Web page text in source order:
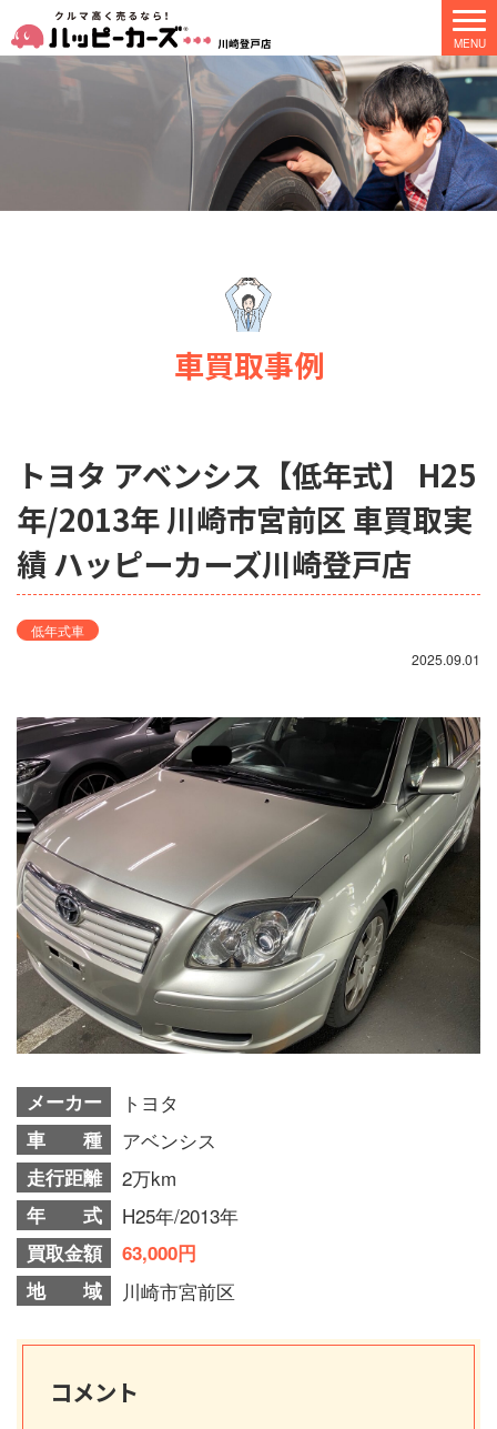
車買取事例
トヨタ アベンシス【低年式】 H25
年/2013年 川崎市宮前区 車買取実
績 ハッピーカーズ川崎登戸店
低年式車
2025.09.01
メーカー トヨタ
車 種 アベンシス
走行距離 2万km
年 式 H25年/2013年
買取金額
63,000円
地 域
川崎市宮前区
コメント